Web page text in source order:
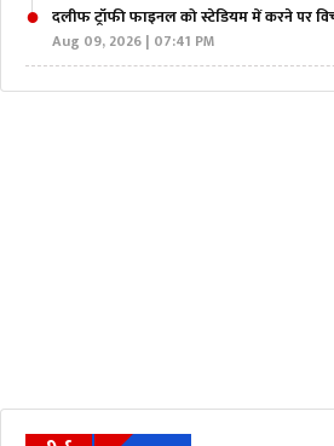
दलीफ ट्रॉफी फाइनल को स्टेडियम में करने पर
Aug 09, 2026 | 07:41 PM